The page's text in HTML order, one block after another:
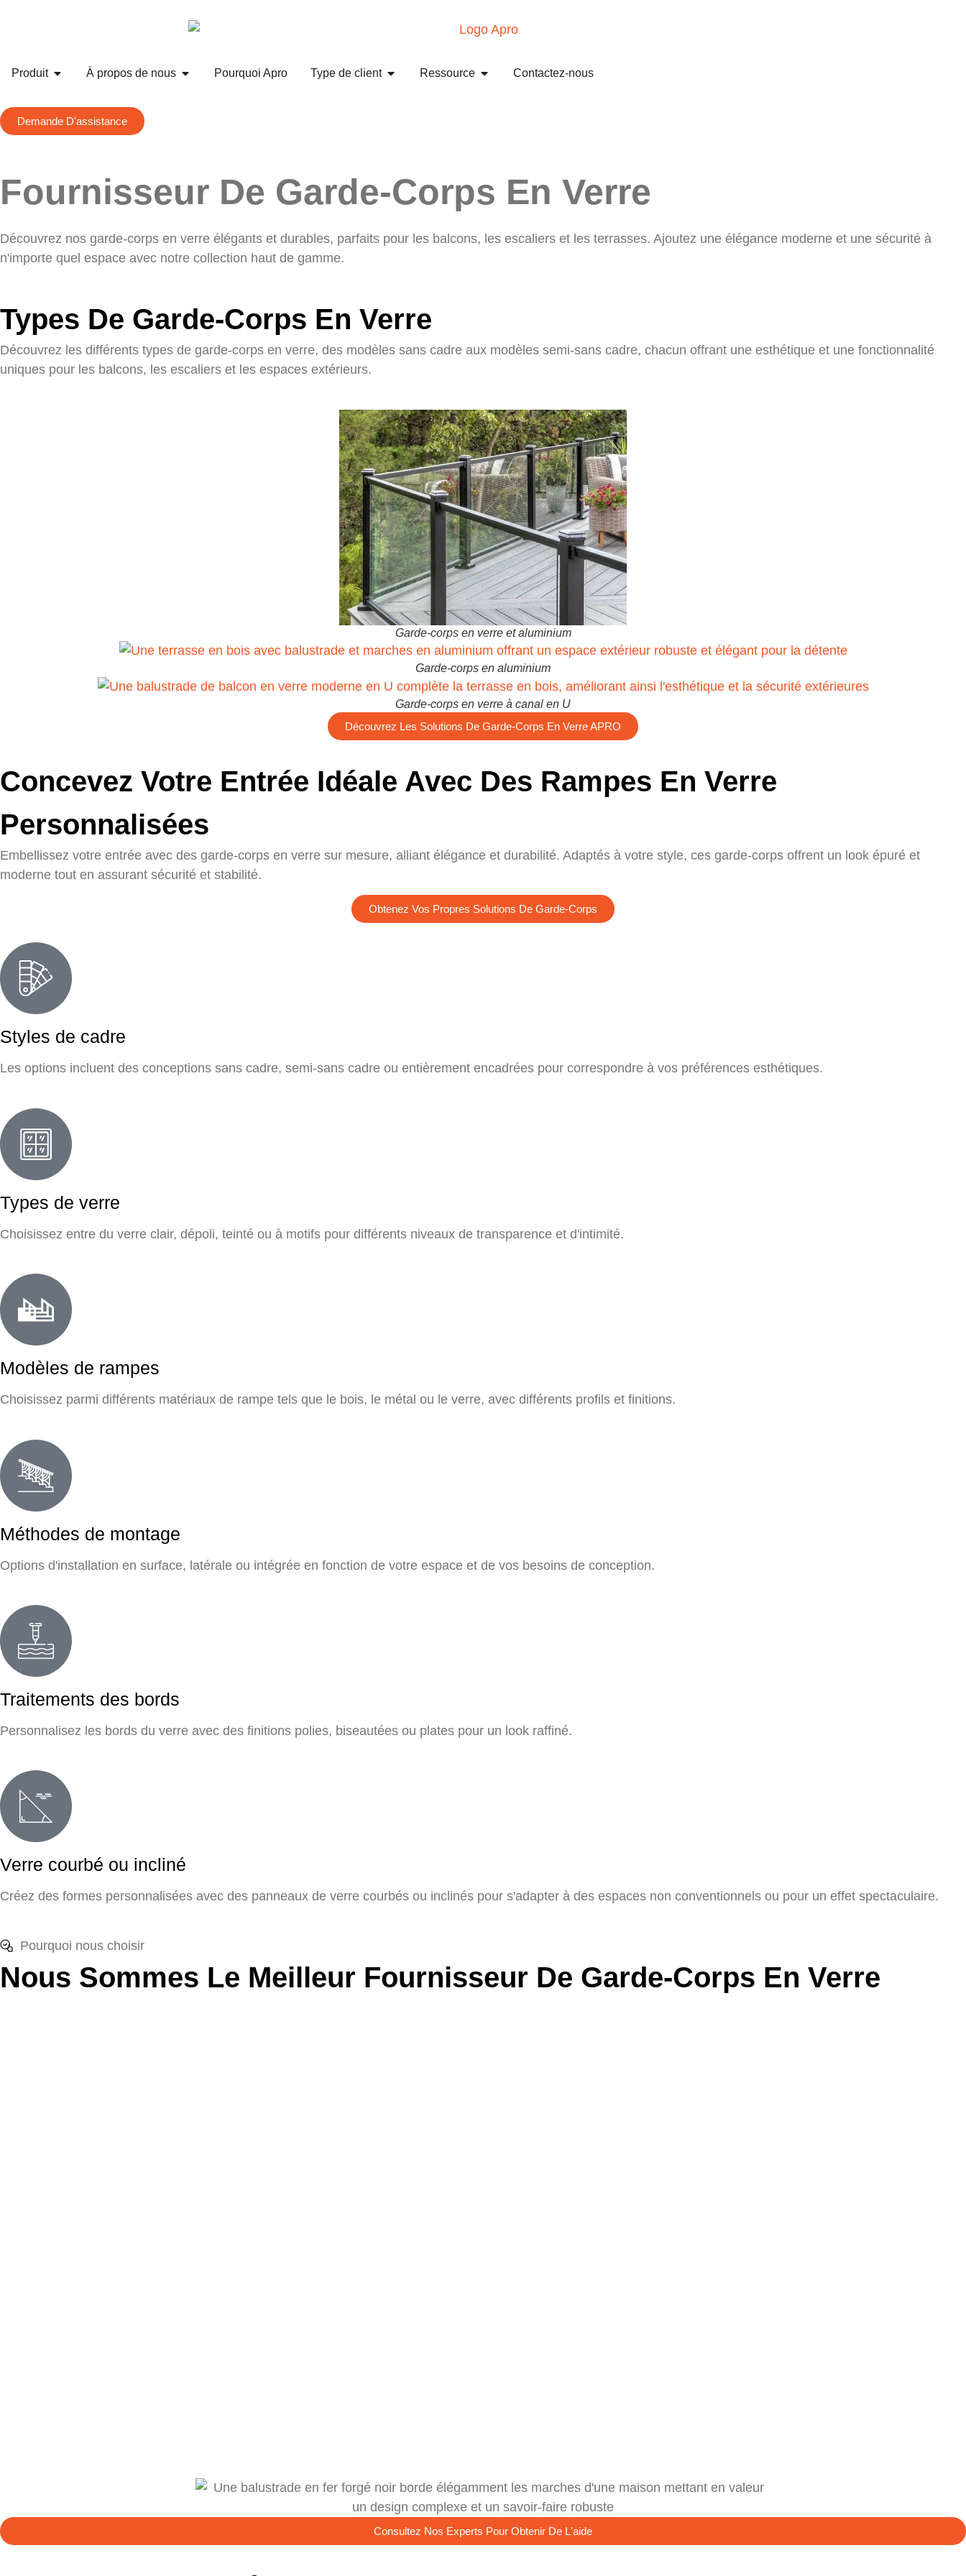
Produit À propos de nous Pourquoi Apro Type de client Ressource Contactez-nous
Demande D'assistance
Fournisseur De Garde-Corps En Verre
Découvrez nos garde-corps en verre élégants et durables, parfaits pour les balcons, les escaliers et les terrasses. Ajoutez une élégance moderne et une sécurité à
n'importe quel espace avec notre collection haut de gamme.
Types De Garde-Corps En Verre
Découvrez les différents types de garde-corps en verre, des modèles sans cadre aux modèles semi-sans cadre, chacun offrant une esthétique et une fonctionnalité
uniques pour les balcons, les escaliers et les espaces extérieurs.
Garde-corps en verre et aluminium
Garde-corps en aluminium
Garde-corps en verre à canal en U
Découvrez Les Solutions De Garde-Corps En Verre APRO
Concevez Votre Entrée Idéale Avec Des Rampes En Verre
Personnalisées
Embellissez votre entrée avec des garde-corps en verre sur mesure, alliant élégance et durabilité. Adaptés à votre style, ces garde-corps offrent un look épuré et
moderne tout en assurant sécurité et stabilité.
Obtenez Vos Propres Solutions De Garde-Corps
Styles de cadre
Les options incluent des conceptions sans cadre, semi-sans cadre ou entièrement encadrées pour correspondre à vos préférences esthétiques.
Types de verre
Choisissez entre du verre clair, dépoli, teinté ou à motifs pour différents niveaux de transparence et d'intimité.
Modèles de rampes
Choisissez parmi différents matériaux de rampe tels que le bois, le métal ou le verre, avec différents profils et finitions.
Méthodes de montage
Options d'installation en surface, latérale ou intégrée en fonction de votre espace et de vos besoins de conception.
Traitements des bords
Personnalisez les bords du verre avec des finitions polies, biseautées ou plates pour un look raffiné.
Verre courbé ou incliné
Créez des formes personnalisées avec des panneaux de verre courbés ou inclinés pour s'adapter à des espaces non conventionnels ou pour un effet spectaculaire.
Pourquoi nous choisir
Nous Sommes Le Meilleur Fournisseur De Garde-Corps En Verre
Consultez Nos Experts Pour Obtenir De L'aide